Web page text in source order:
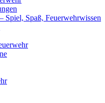
Spiel, Spaß, Feuerwehrwissen